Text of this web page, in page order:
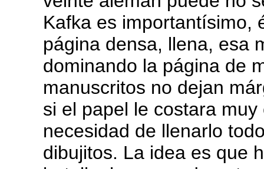
Kafka es importantísimo,
página densa, llena, esa
dominando la página de
manuscritos no dejan
si el papel le costara
necesidad de llenarlo
dibujitos. La idea es que